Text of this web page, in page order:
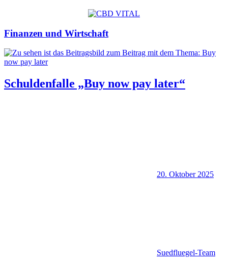
Finanzen und Wirtschaft
Schuldenfalle „Buy now pay later“
20. Oktober 2025
Suedfluegel-Team